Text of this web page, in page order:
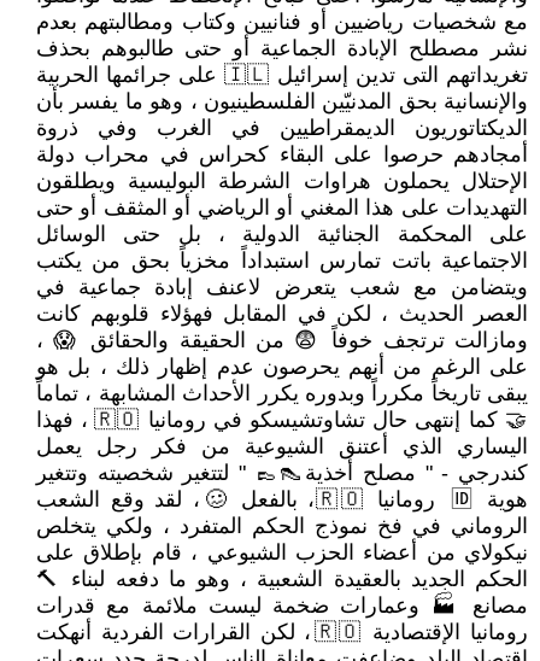
مع شخصيات رياضيين أو فنانيين وكتاب ومطالبتهم بعدم
نشر مصطلح الإبادة الجماعية أو حتى طالبوهم بحذف
تغريداتهم التى تدين إسرائيل 🇮🇱 على جرائمها الحربية
والإنسانية بحق المدنيّين الفلسطينيون ، وهو ما يفسر بأن
الديكتاتوريون الديمقراطيين في الغرب وفي ذروة
أمجادهم حرصوا على البقاء كحراس في محراب دولة
الإحتلال يحملون هراوات الشرطة البوليسية ويطلقون
التهديدات على هذا المغني أو الرياضي أو المثقف أو حتى
على المحكمة الجنائية الدولية ، بل حتى الوسائل
الاجتماعية باتت تمارس استبداداً مخزياً بحق من يكتب
ويتضامن مع شعب يتعرض لاعنف إبادة جماعية في
العصر الحديث ، لكن في المقابل فهؤلاء قلوبهم كانت
ومازالت ترتجف خوفاً 😨 من الحقيقة والحقائق 😱 ،
على الرغم من أنهم يحرصون عدم إظهار ذلك ، بل هو
يبقى تاريخاً مكرراً وبدوره يكرر الأحداث المشابهة ، تماماً
🤝 كما إنتهى حال تشاوتشيسكو في رومانيا 🇷🇴 ، فهذا
اليساري الذي أعتنق الشيوعية من فكر رجل يعمل
كندرجي - " مصلح أخذية👠👞 " لتتغير شخصيته وتتغير
هوية 🆔 رومانيا 🇷🇴، بالفعل 🥴، لقد وقع الشعب
الروماني في فخ نموذج الحكم المتفرد ، ولكي يتخلص
نيكولاي من أعضاء الحزب الشيوعي ، قام بإطلاق على
الحكم الجديد بالعقيدة الشعبية ، وهو ما دفعه لبناء 🔨
مصانع 🏭 وعمارات ضخمة ليست ملائمة مع قدرات
رومانيا الإقتصادية 🇷🇴، لكن القرارات الفردية أنهكت